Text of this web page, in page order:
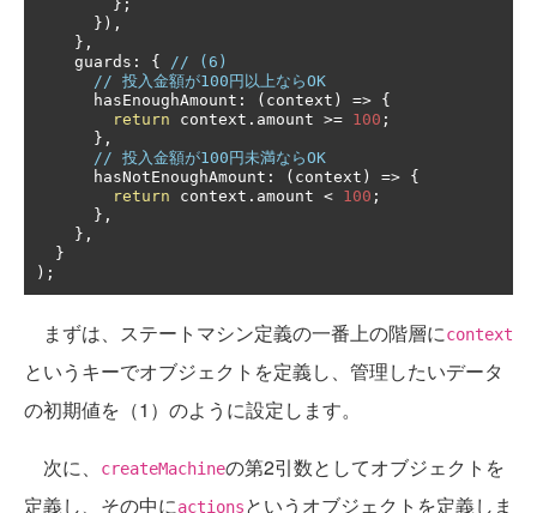
};
}),
},
    guards
: {
// (6)
// 投入金額が100円以上ならOK
      hasEnoughAmount
: ( context ) => {
return context . amount >= 100 ;
},
// 投入金額が100円未満ならOK
      hasNotEnoughAmount
: ( context ) => {
return context . amount < 100 ;
},
},
}
);
まずは、ステートマシン定義の一番上の階層にcontext
というキーでオブジェクトを定義し、管理したいデータ
の初期値を（1）のように設定します。
次に、 createMachineの第2引数としてオブジェクトを
定義し、その中にactionsというオブジェクトを定義しま